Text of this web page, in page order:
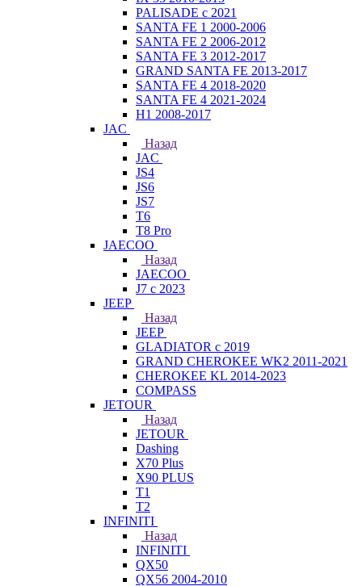
PALISADE с 2021
SANTA FE 1 2000-2006
SANTA FE 2 2006-2012
SANTA FE 3 2012-2017
GRAND SANTA FE 2013-2017
SANTA FE 4 2018-2020
SANTA FE 4 2021-2024
H1 2008-2017
JAC
Назад
JAC
JS4
JS6
JS7
T6
T8 Pro
JAECOO
Назад
JAECOO
J7 с 2023
JEEP
Назад
JEEP
GLADIATOR с 2019
GRAND CHEROKEE WK2 2011-2021
CHEROKEE KL 2014-2023
COMPASS
JETOUR
Назад
JETOUR
Dashing
X70 Plus
X90 PLUS
T1
T2
INFINITI
Назад
INFINITI
QX50
QX56 2004-2010